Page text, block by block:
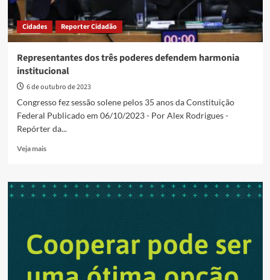
Cidades Reporter Cidadão
Representantes dos três poderes defendem harmonia
institucional
6 de outubro de 2023
Congresso fez sessão solene pelos 35 anos da Constituição
Federal Publicado em 06/10/2023 - Por Alex Rodrigues -
Repórter da...
Veja maisRead
Representantes
dos
harmonia
institucional